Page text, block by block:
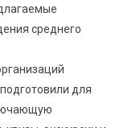
среднего
для